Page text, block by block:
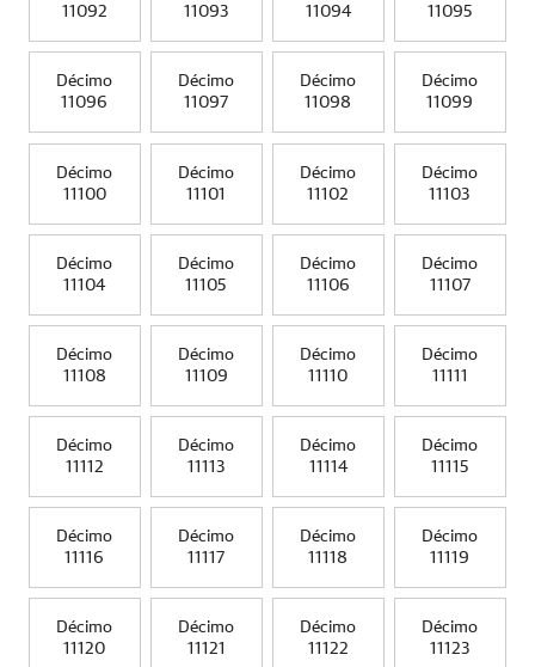
11092 11093 11094 11095
Décimo
11096
Décimo
11097
Décimo
11098
Décimo
11099
Décimo
11100
Décimo
11101
Décimo
11102
Décimo
11103
Décimo
11104
Décimo
11105
Décimo
11106
Décimo
11107
Décimo
11108
Décimo
11109
Décimo
11110
Décimo
11111
Décimo
11112
Décimo
11113
Décimo
11114
Décimo
11115
Décimo
11116
Décimo
11117
Décimo
11118
Décimo
11119
Décimo
11120
Décimo
11121
Décimo
11122
Décimo
11123